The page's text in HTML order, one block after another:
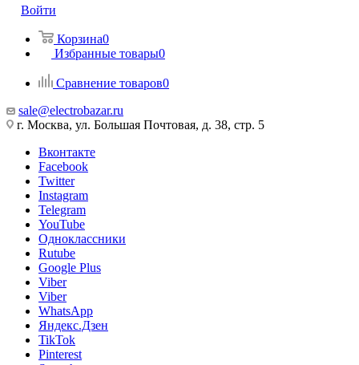
Войти
Корзина0
Избранные товары0
Сравнение товаров0
sale@electrobazar.ru
г. Москва, ул. Большая Почтовая, д. 38, стр. 5
Вконтакте
Facebook
Twitter
Instagram
Telegram
YouTube
Одноклассники
Rutube
Google Plus
Viber
Viber
WhatsApp
Яндекс.Дзен
TikTok
Pinterest